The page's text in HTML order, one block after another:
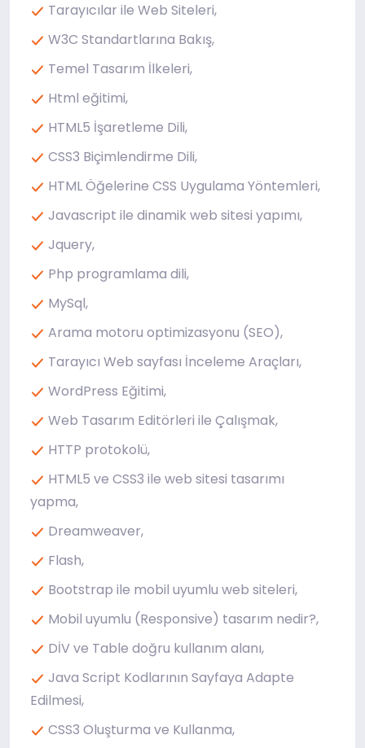
Tarayıcılar ile Web Siteleri,
W3C Standartlarına Bakış,
Temel Tasarım İlkeleri,
Html eğitimi,
HTML5 İşaretleme Dili,
CSS3 Biçimlendirme Dili,
HTML Öğelerine CSS Uygulama Yöntemleri,
Javascript ile dinamik web sitesi yapımı,
Jquery,
Php programlama dili,
MySql,
Arama motoru optimizasyonu (SEO),
Tarayıcı Web sayfası İnceleme Araçları,
WordPress Eğitimi,
Web Tasarım Editörleri ile Çalışmak,
HTTP protokolü,
HTML5 ve CSS3 ile web sitesi tasarımı
yapma,
Dreamweaver,
Flash,
Bootstrap ile mobil uyumlu web siteleri,
Mobil uyumlu (Responsive) tasarım nedir?,
DİV ve Table doğru kullanım alanı,
Java Script Kodlarının Sayfaya Adapte
Edilmesi,
CSS3 Oluşturma ve Kullanma,